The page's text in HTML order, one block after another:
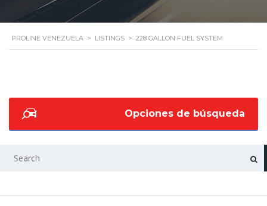
PROLINE VENEZUELA > LISTINGS > 228 GALLON FUEL SYSTEM
Opciones de búsqueda
BUSCAR